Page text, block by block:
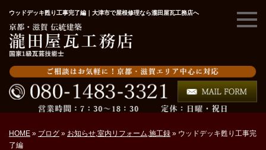
ウッドデッキ甦り工事完了編｜大津市で屋根修理なら瀧田屋瓦工務店へ
HOME » ブログ » お知らせ,室内リフォーム,施工録 » ウッドデッキ甦り工事完
了編